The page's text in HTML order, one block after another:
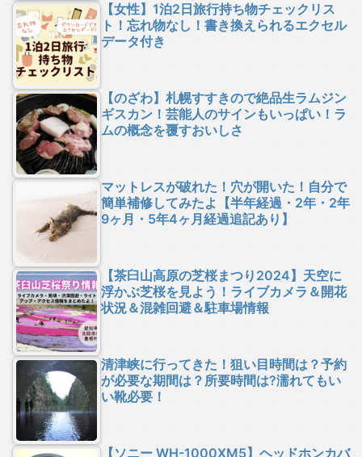
【女性】1泊2日旅行持ち物チェックリス
ト！忘れ物なし！書き換えられるエクセル
データ付き
【のざわ】札幌すすきので絶品生ラムジン
ギスカン！芸能人のサインもいっぱい！ラ
ムの概念を覆すおいしさ
マットレスが破れた！穴が開いた！自分で
簡単補修してみたよ【半年経過・2年・2年
9ヶ月・5年4ヶ月経過追記あり】
【茶臼山高原の芝桜まつり2024】天空に
浮かぶ芝桜を見よう！ライブカメラ＆開花
状況＆混雑回避＆駐車場情報
清津峡に行ってきた！狙い目時間は？予約
が必要な期間は？所要時間は?濡れてもい
い靴必要！
【ソニー WH-1000XM5】ヘッドホンカバ